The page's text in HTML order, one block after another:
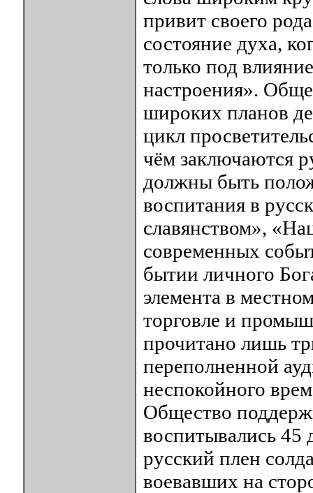
привит своего
состояние духа,
только под
настроения».
широких планов
цикл
чём заключаются
должны быть
воспитания в
славянством»,
современных
бытии личного
элемента в
торговле и
прочитано лишь
переполненной
неспокойного
Общество
воспитывались 45
русский плен
воевавших на